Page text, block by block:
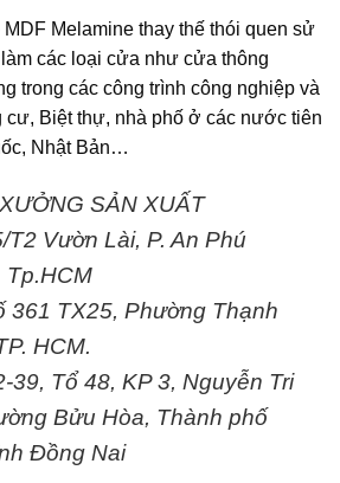
Melamine thay thế thói quen sử
các loại cửa như cửa thông
trong các công trình công nghiệp và
cư, Biệt thự, nhà phố ở các nước tiên
Nhật Bản…
SẢN XUẤT
T2 Vườn Lài, P. An Phú
Tp.HCM
361 TX25, Phường Thạnh
HCM.
39, Tổ 48, KP 3, Nguyễn Tri
Bửu Hòa, Thành phố
Đồng Nai